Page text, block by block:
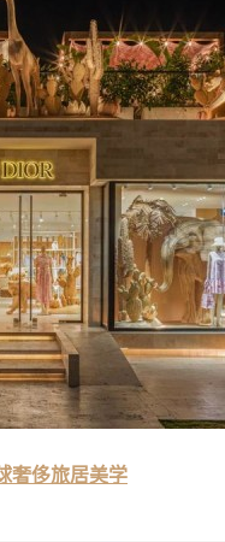
奢侈旅居美学